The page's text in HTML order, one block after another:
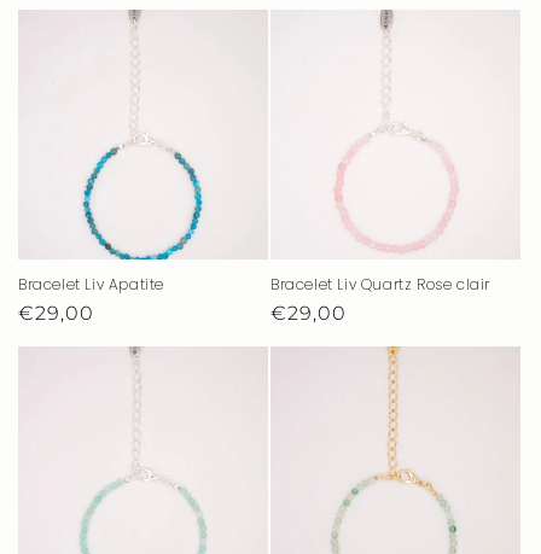
habituel
Bracelet Liv Apatite
Prix
habituel
€29,00
Bracelet Liv Quartz Rose clair
Prix
habituel
€29,00